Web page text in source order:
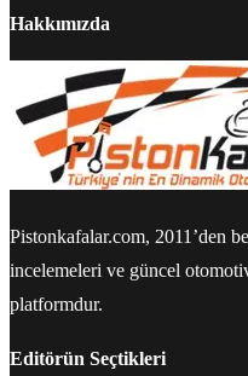
Hakkımızda
Pistonkafalar.com, 2011’den
incelemeleri ve güncel
platformdur.
Editörün Seçtikleri